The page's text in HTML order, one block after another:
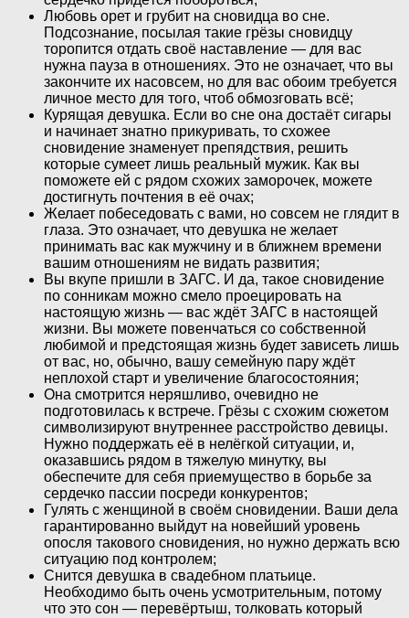
Любовь орет и грубит на сновидца во сне.
Подсознание, посылая такие грёзы сновидцу
торопится отдать своё наставление — для вас
нужна пауза в отношениях. Это не означает, что вы
закончите их насовсем, но для вас обоим требуется
личное место для того, чтоб обмозговать всё;
Курящая девушка. Если во сне она достаёт сигары
и начинает знатно прикуривать, то схожее
сновидение знаменует препядствия, решить
которые сумеет лишь реальный мужик. Как вы
поможете ей с рядом схожих заморочек, можете
достигнуть почтения в её очах;
Желает побеседовать с вами, но совсем не глядит в
глаза. Это означает, что девушка не желает
принимать вас как мужчину и в ближнем времени
вашим отношениям не видать развития;
Вы вкупе пришли в ЗАГС. И да, такое сновидение
по сонникам можно смело проецировать на
настоящую жизнь — вас ждёт ЗАГС в настоящей
жизни. Вы можете повенчаться со собственной
любимой и предстоящая жизнь будет зависеть лишь
от вас, но, обычно, вашу семейную пару ждёт
неплохой старт и увеличение благосостояния;
Она смотрится неряшливо, очевидно не
подготовилась к встрече. Грёзы с схожим сюжетом
символизируют внутреннее расстройство девицы.
Нужно поддержать её в нелёгкой ситуации, и,
оказавшись рядом в тяжелую минутку, вы
обеспечите для себя приемущество в борьбе за
сердечко пассии посреди конкурентов;
Гулять с женщиной в своём сновидении. Ваши дела
гарантированно выйдут на новейший уровень
опосля такового сновидения, но нужно держать всю
ситуацию под контролем;
Снится девушка в свадебном платьице.
Необходимо быть очень усмотрительным, потому
что это сон — перевёртыш, толковать который